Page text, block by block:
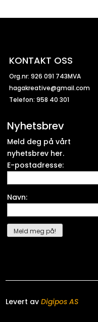
KONTAKT OSS
Org.nr: 926 091 743MVA
hagakreative@gmail.com
Telefon: 958 40 301
Nyhetsbrev
Meld deg på vårt
nyhetsbrev her.
E-postadresse:
Navn:
Levert avDigipos AS